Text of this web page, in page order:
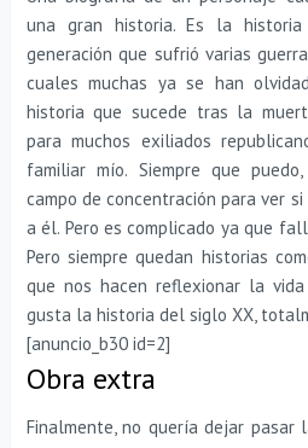
una gran historia. Es la
generación que sufrió varias
cuales muchas ya se han
historia que sucede tras la
para muchos exiliados
familiar mío. Siempre que
campo de concentración para ver
a él. Pero es complicado ya que
Pero siempre quedan historias
que nos hacen reflexionar la
gusta la historia del siglo XX,
[anuncio_b30 id=2]
Obra extra
Finalmente, no quería dejar pasar